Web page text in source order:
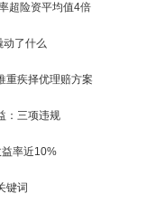
超险资平均值4倍
动了什么
重疾择优理赔方案
：三项违规
率近10%
键词